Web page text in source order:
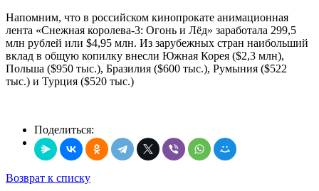
Напомним, что в российском кинопрокате анимационная
лента «Снежная королева-3: Огонь и Лёд» заработала 299,5
млн рублей или $4,95 млн. Из зарубежных стран наибольший
вклад в общую копилку внесли Южная Корея ($2,3 млн),
Польша ($950 тыс.), Бразилия ($600 тыс.), Румыния ($522
тыс.) и Турция ($520 тыс.)
Поделиться:
Возврат к списку